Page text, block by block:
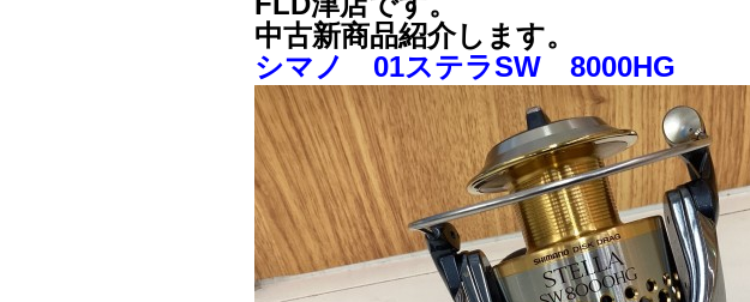
中古新商品紹介します。
シマノ 01ステラSW 8000HG